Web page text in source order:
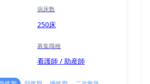
病床数
250床
募集職種
看護師 / 助産師